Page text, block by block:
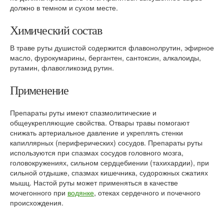
должно в темном и сухом месте.
Химический состав
В траве руты душистой содержится флавонолрутин, эфирное
масло, фурокумарины, бергантен, сантоксин, алкалоиды,
рутамин, флавогликозид рутин.
Применение
Препараты руты имеют спазмолитические и
общеукрепляющие свойства. Отвары травы помогают
снижать артериальное давление и укреплять стенки
капиллярных (периферических) сосудов. Препараты руты
используются при спазмах сосудов головного мозга,
головокружениях, сильном сердцебиении (тахихардии), при
сильной отдышке, спазмах кишечника, судорожных сжатиях
мышц. Настой руты может применяться в качестве
мочегонного при водянке, отеках сердечного и почечного
происхождения.